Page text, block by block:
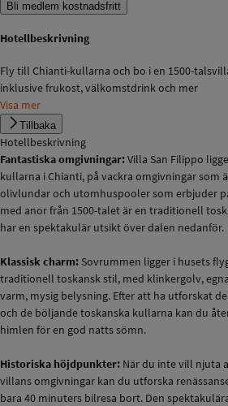
Bli medlem kostnadsfritt
Hotellbeskrivning
Fly till Chianti-kullarna och bo i en 1500-
inklusive frukost, välkomstdrink och mer
Visa mer
Tillbaka
Hotellbeskrivning
Fantastiska omgivningar:Villa San Filippo
kullarna i Chianti, på vackra omgivningar som
olivlundar och utomhuspooler som erbjuder
med anor från 1500-talet är en traditionell
har en spektakulär utsikt över dalen nedanför.
Klassisk charm: Sovrummen ligger i husets
traditionell toskansk stil, med klinkergolv,
varm, mysig belysning. Efter att ha utforskat
och de böljande toskanska kullarna kan du
himlen för en god natts sömn.
Historiska höjdpunkter: När du inte vill njuta
villans omgivningar kan du utforska
bara 40 minuters bilresa bort. Den